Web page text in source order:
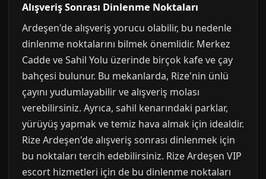
Alışveriş Sonrası Dinlenme Noktaları
Ardeşen'de alışveriş yorucu olabilir, bu nedenle
dinlenme noktalarını bilmek önemlidir. Merkez
Cadde ve Sahil Yolu üzerinde birçok kafe ve çay
bahçesi bulunur. Bu mekanlarda, Rize'nin ünlü
çayını yudumlayabilir ve alışveriş molası
verebilirsiniz. Ayrıca, sahil kenarındaki parklar,
yürüyüş yapmak ve temiz hava almak için idealdir.
Rize Ardeşen'de alışveriş sonrası dinlenmek için
bu noktaları tercih edebilirsiniz. Rize Ardeşen VIP
escort hizmetleri için de bu dinlenme noktaları